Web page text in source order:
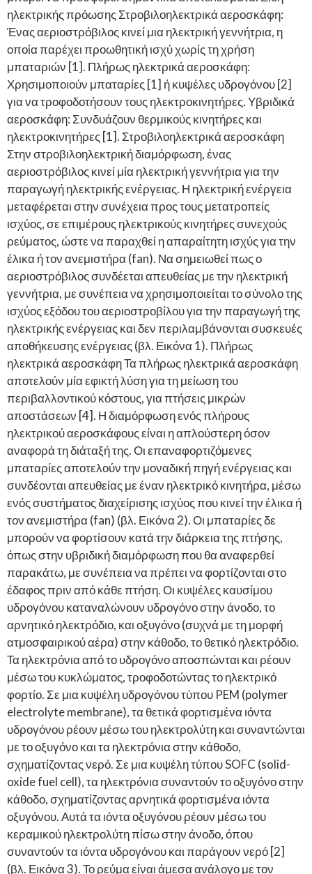
ηλεκτρικής πρόωσης Στροβιλοηλεκτρικά αεροσκάφη:
Ένας αεριοστρόβιλος κινεί μια ηλεκτρική γεννήτρια, η
οποία παρέχει προωθητική ισχύ χωρίς τη χρήση
μπαταριών [1]. Πλήρως ηλεκτρικά αεροσκάφη:
Χρησιμοποιούν μπαταρίες [1] ή κυψέλες υδρογόνου [2]
για να τροφοδοτήσουν τους ηλεκτροκινητήρες. Υβριδικά
αεροσκάφη: Συνδυάζουν θερμικούς κινητήρες και
ηλεκτροκινητήρες [1]. Στροβιλοηλεκτρικά αεροσκάφη
Στην στροβιλοηλεκτρική διαμόρφωση, ένας
αεριοστρόβιλος κινεί μία ηλεκτρική γεννήτρια για την
παραγωγή ηλεκτρικής ενέργειας. Η ηλεκτρική ενέργεια
μεταφέρεται στην συνέχεια προς τους μετατροπείς
ισχύος, σε επιμέρους ηλεκτρικούς κινητήρες συνεχούς
ρεύματος, ώστε να παραχθεί η απαραίτητη ισχύς για την
έλικα ή τον ανεμιστήρα (fan). Να σημειωθεί πως ο
αεριοστρόβιλος συνδέεται απευθείας με την ηλεκτρική
γεννήτρια, με συνέπεια να χρησιμοποιείται το σύνολο της
ισχύος εξόδου του αεριοστροβίλου για την παραγωγή της
ηλεκτρικής ενέργειας και δεν περιλαμβάνονται συσκευές
αποθήκευσης ενέργειας (βλ. Εικόνα 1). Πλήρως
ηλεκτρικά αεροσκάφη Τα πλήρως ηλεκτρικά αεροσκάφη
αποτελούν μία εφικτή λύση για τη μείωση του
περιβαλλοντικού κόστους, για πτήσεις μικρών
αποστάσεων [4]. Η διαμόρφωση ενός πλήρους
ηλεκτρικού αεροσκάφους είναι η απλούστερη όσον
αναφορά τη διάταξή της. Οι επαναφορτιζόμενες
μπαταρίες αποτελούν την μοναδική πηγή ενέργειας και
συνδέονται απευθείας με έναν ηλεκτρικό κινητήρα, μέσω
ενός συστήματος διαχείρισης ισχύος που κινεί την έλικα ή
τον ανεμιστήρα (fan) (βλ. Εικόνα 2). Οι μπαταρίες δε
μπορούν να φορτίσουν κατά την διάρκεια της πτήσης,
όπως στην υβριδική διαμόρφωση που θα αναφερθεί
παρακάτω, με συνέπεια να πρέπει να φορτίζονται στο
έδαφος πριν από κάθε πτήση. Οι κυψέλες καυσίμου
υδρογόνου καταναλώνουν υδρογόνο στην άνοδο, το
αρνητικό ηλεκτρόδιο, και οξυγόνο (συχνά με τη μορφή
ατμοσφαιρικού αέρα) στην κάθοδο, το θετικό ηλεκτρόδιο.
Τα ηλεκτρόνια από το υδρογόνο αποσπώνται και ρέουν
μέσω του κυκλώματος, τροφοδοτώντας το ηλεκτρικό
φορτίο. Σε μια κυψέλη υδρογόνου τύπου PEM (polymer
electrolyte membrane), τα θετικά φορτισμένα ιόντα
υδρογόνου ρέουν μέσω του ηλεκτρολύτη και συναντώνται
με το οξυγόνο και τα ηλεκτρόνια στην κάθοδο,
σχηματίζοντας νερό. Σε μια κυψέλη τύπου SOFC (solid-
oxide fuel cell), τα ηλεκτρόνια συναντούν το οξυγόνο στην
κάθοδο, σχηματίζοντας αρνητικά φορτισμένα ιόντα
οξυγόνου. Αυτά τα ιόντα οξυγόνου ρέουν μέσω του
κεραμικού ηλεκτρολύτη πίσω στην άνοδο, όπου
συναντούν τα ιόντα υδρογόνου και παράγουν νερό [2]
(βλ. Εικόνα 3). Το ρεύμα είναι άμεσα ανάλογο με τον